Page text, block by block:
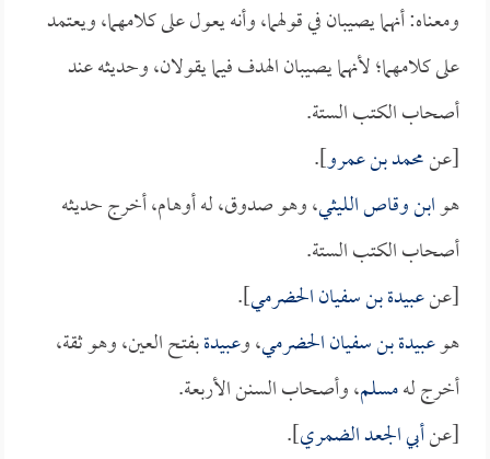
ومعناه: أنهما يصيبان في قولهما، وأنه يعول على كلامهما، ويعتمد
على كلامهما؛ لأنهما يصيبان الهدف فيما يقولان، وحديثه عند
أصحاب الكتب الستة.
[عنمحمد بن عمرو].
هوابن وقاص الليثي، وهو صدوق، له أوهام، أخرج حديثه
أصحاب الكتب الستة.
[عنعبيدة بن سفيان الحضرمي].
هوعبيدة بن سفيان الحضرمي، وعبيدةبفتح العين، وهو ثقة،
أخرج لهمسلم، وأصحاب السنن الأربعة.
[عنأبي الجعد الضمري].